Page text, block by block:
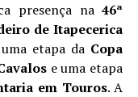
presença na46ª
de Itapecerica
etapa da Copa
e uma etapa
em Touros. A